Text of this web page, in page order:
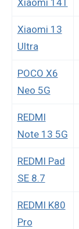
Xiaomi 14T
Xiaomi 13
Ultra
POCO X6
Neo 5G
REDMI
Note 13 5G
REDMI Pad
SE 8.7
REDMI K80
Pro